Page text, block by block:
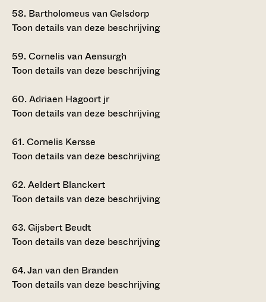
58. Bartholomeus van Gelsdorp
Toon details van deze beschrijving
59.Cornelis van Aensurgh
Toon details van deze beschrijving
60.Adriaen Hagoort jr
Toon details van deze beschrijving
61.Cornelis Kersse
Toon details van deze beschrijving
62.Aeldert Blanckert
Toon details van deze beschrijving
63.Gijsbert Beudt
Toon details van deze beschrijving
64.Jan van den Branden
Toon details van deze beschrijving